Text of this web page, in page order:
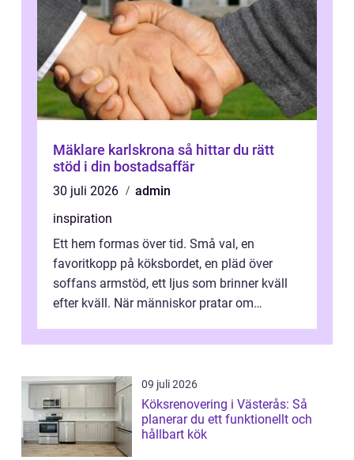
Mäklare karlskrona så hittar du rätt
stöd i din bostadsaffär
30 juli 2026
admin
inspiration
Ett hem formas över tid. Små val, en
favoritkopp på köksbordet, en pläd över
soffans armstöd, ett ljus som brinner kväll
efter kväll. När människor pratar om
fä...
09 juli 2026
Köksrenovering i Västerås: Så
planerar du ett funktionellt och
hållbart kök